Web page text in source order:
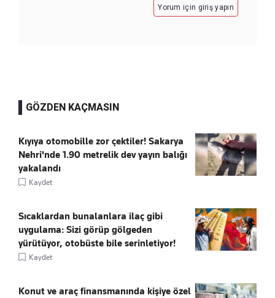
Yorum için giriş yapın
GÖZDEN KAÇMASIN
Kıyıya otomobille zor çektiler! Sakarya
Nehri'nde 1.90 metrelik dev yayın balığı
yakalandı
Kaydet
Sıcaklardan bunalanlara ilaç gibi
uygulama: Sizi görüp gölgeden
yürütüyor, otobüste bile serinletiyor!
Kaydet
Konut ve araç finansmanında kişiye özel